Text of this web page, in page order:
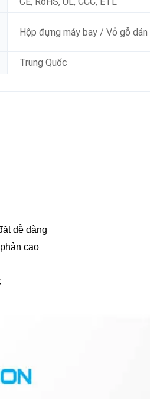
Hộp đựng máy bay / Vỏ gỗ dán
Trung Quốc
dễ dàng
cao